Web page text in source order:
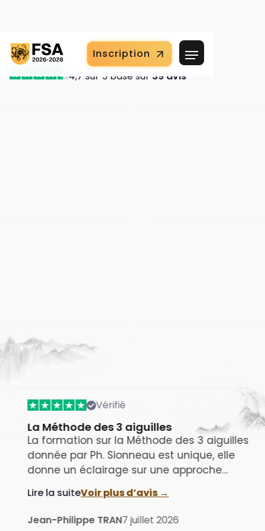
Inscription
4,7 sur 5 basé sur 39 avis
Vérifié
La Méthode des 3 aiguilles
La formation sur la Méthode des 3 aiguilles
donnée par Ph. Sionneau est unique, elle
donne un éclairage sur une approche
"contemporaine" de l’acupuncture telle
qu’elle se pratique depuis 40-50 ans en
Chine, formation à la fois exhaustive et très
Lire la suiteVoir plus d’avis →
Jean-Philippe TRAN7 juillet 2026